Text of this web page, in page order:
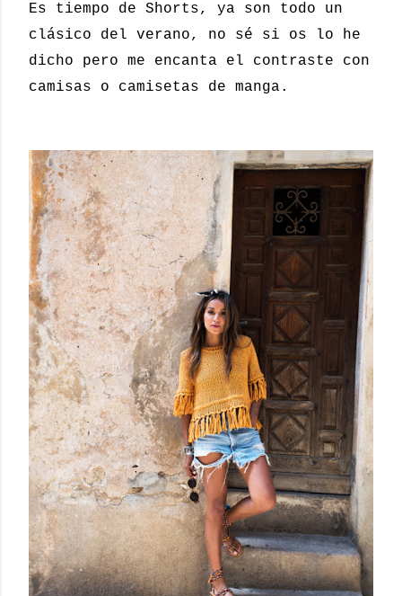
Es tiempo de Shorts, ya son todo un
clásico del verano, no sé si os lo he
dicho pero me encanta el contraste con
camisas o camisetas de manga.